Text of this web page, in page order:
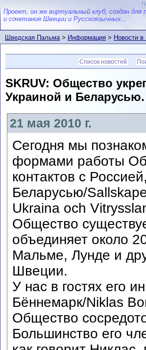
Проект, он же виртуальный клуб, создан для
и сочетания Швеции и Русскоязычных...
Шведская Пальма>Информация>Новости
Список новостей
SKRUV: Общество
Украиной и Беларусью.
21 мая 2010 г.
Сегодня мы
формами работы
контактов с
Беларусью/
Ukraina och
Общество
объединяет около
Мальме, Лунде и
Швеции.
У нас в гостях его
Бённемарк/Niklas
Общество
Большинство его